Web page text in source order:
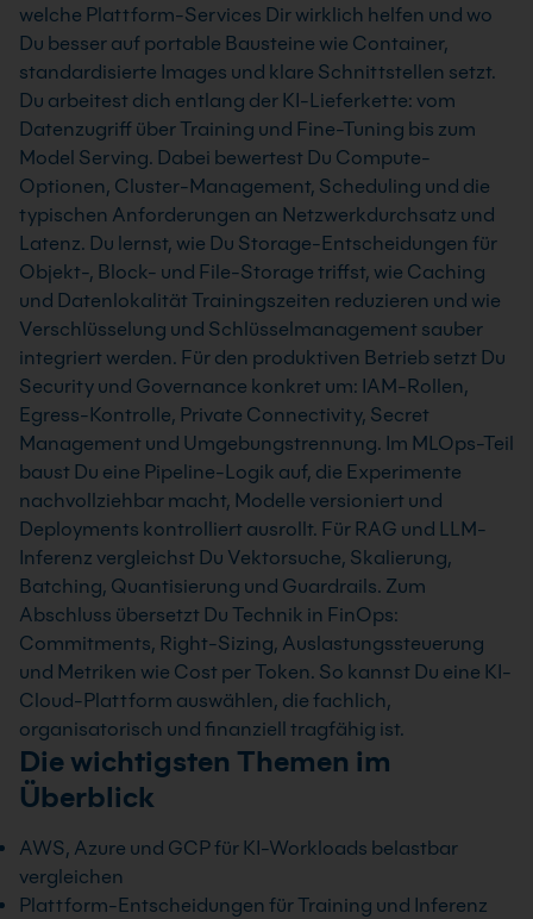
welche Plattform-Services Dir wirklich helfen und wo
Du besser auf portable Bausteine wie Container,
standardisierte Images und klare Schnittstellen setzt.
Du arbeitest dich entlang der KI-Lieferkette: vom
Datenzugriff über Training und Fine-Tuning bis zum
Model Serving. Dabei bewertest Du Compute-
Optionen, Cluster-Management, Scheduling und die
typischen Anforderungen an Netzwerkdurchsatz und
Latenz. Du lernst, wie Du Storage-Entscheidungen für
Objekt-, Block- und File-Storage triffst, wie Caching
und Datenlokalität Trainingszeiten reduzieren und wie
Verschlüsselung und Schlüsselmanagement sauber
integriert werden. Für den produktiven Betrieb setzt Du
Security und Governance konkret um: IAM-Rollen,
Egress-Kontrolle, Private Connectivity, Secret
Management und Umgebungstrennung. Im MLOps-Teil
baust Du eine Pipeline-Logik auf, die Experimente
nachvollziehbar macht, Modelle versioniert und
Deployments kontrolliert ausrollt. Für RAG und LLM-
Inferenz vergleichst Du Vektorsuche, Skalierung,
Batching, Quantisierung und Guardrails. Zum
Abschluss übersetzt Du Technik in FinOps:
Commitments, Right-Sizing, Auslastungssteuerung
und Metriken wie Cost per Token. So kannst Du eine KI-
Cloud-Plattform auswählen, die fachlich,
organisatorisch und finanziell tragfähig ist.
Die wichtigsten Themen im
Überblick
AWS, Azure und GCP für KI-Workloads belastbar
vergleichen
Plattform-Entscheidungen für Training und Inferenz